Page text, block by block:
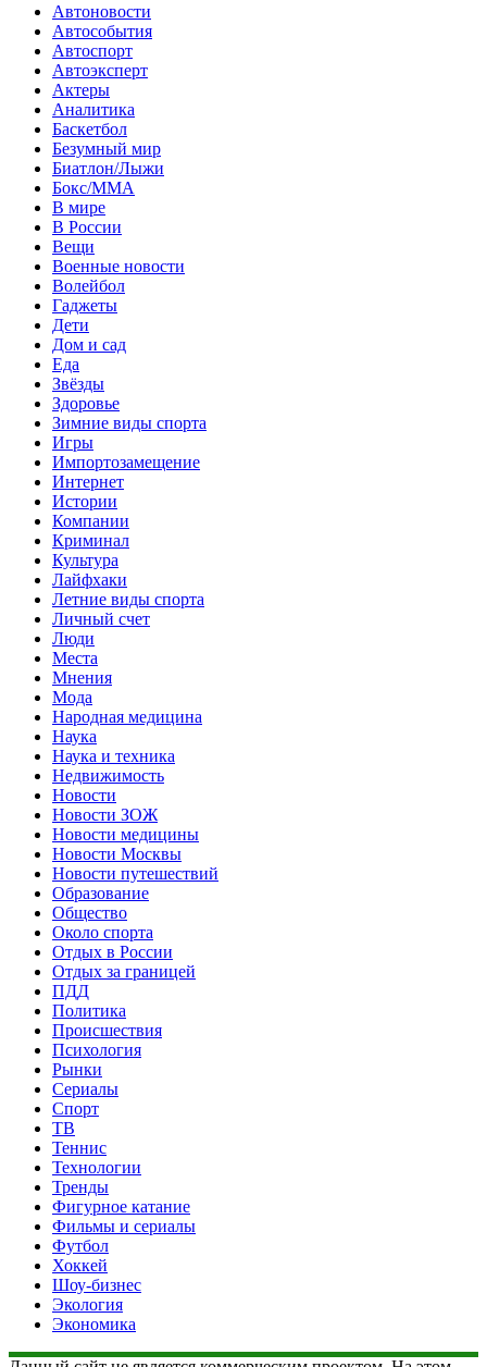
Автоновости
Автособытия
Автоспорт
Автоэксперт
Актеры
Аналитика
Баскетбол
Безумный мир
Биатлон/Лыжи
Бокс/MMA
В мире
В России
Вещи
Военные новости
Волейбол
Гаджеты
Дети
Дом и сад
Еда
Звёзды
Здоровье
Зимние виды спорта
Игры
Импортозамещение
Интернет
Истории
Компании
Криминал
Культура
Лайфхаки
Летние виды спорта
Личный счет
Люди
Места
Мнения
Мода
Народная медицина
Наука
Наука и техника
Недвижимость
Новости
Новости ЗОЖ
Новости медицины
Новости Москвы
Новости путешествий
Образование
Общество
Около спорта
Отдых в России
Отдых за границей
ПДД
Политика
Происшествия
Психология
Рынки
Сериалы
Спорт
ТВ
Теннис
Технологии
Тренды
Фигурное катание
Фильмы и сериалы
Футбол
Хоккей
Шоу-бизнес
Экология
Экономика